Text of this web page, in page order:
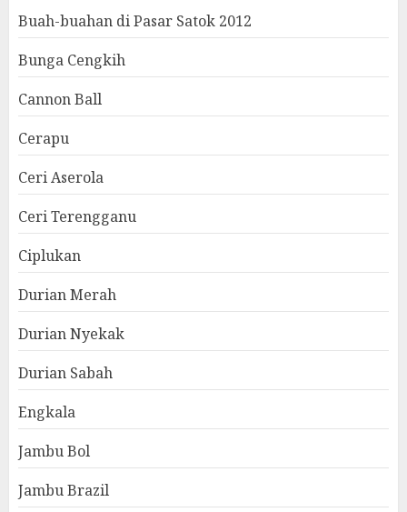
Buah-buahan di Pasar Satok 2012
Bunga Cengkih
Cannon Ball
Cerapu
Ceri Aserola
Ceri Terengganu
Ciplukan
Durian Merah
Durian Nyekak
Durian Sabah
Engkala
Jambu Bol
Jambu Brazil